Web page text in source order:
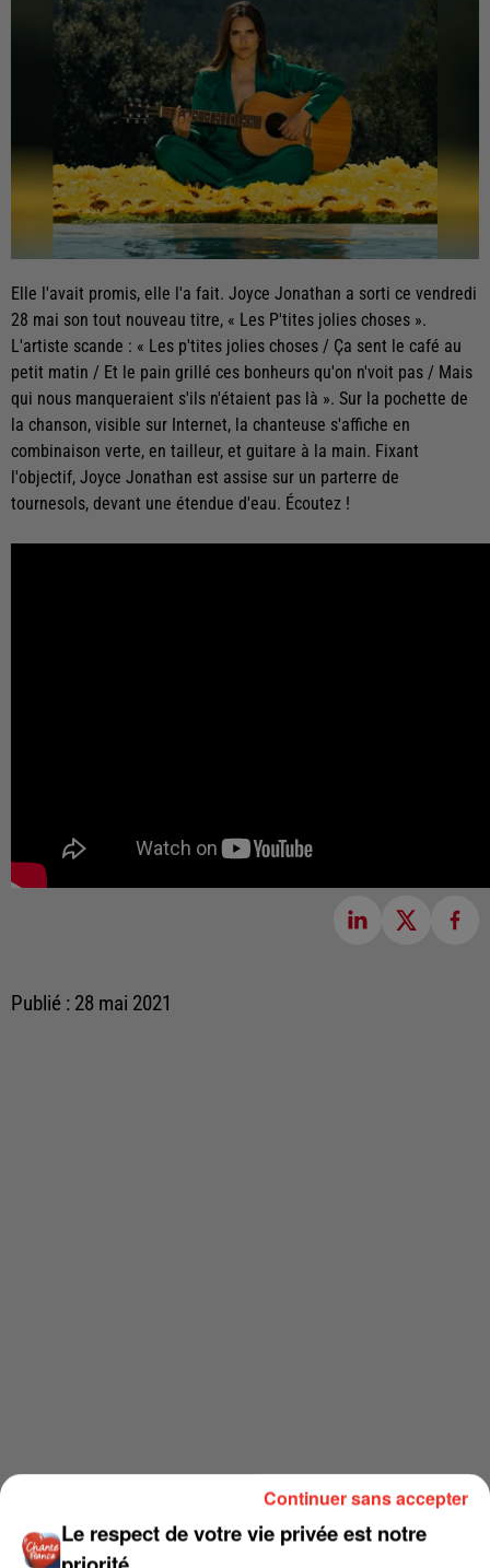
Elle l'avait promis, elle l'a fait. Joyce Jonathan a sorti ce vendredi
28 mai son tout nouveau titre, « Les P'tites jolies choses ».
L'artiste scande : « Les p'tites jolies choses / Ça sent le café au
petit matin / Et le pain grillé ces bonheurs qu'on n'voit pas / Mais
qui nous manqueraient s'ils n'étaient pas là ». Sur la pochette de
la chanson, visible sur Internet, la chanteuse s'affiche en
combinaison verte, en tailleur, et guitare à la main. Fixant
l'objectif, Joyce Jonathan est assise sur un parterre de
tournesols, devant une étendue d'eau. Écoutez !
Publié : 28 mai 2021
Le respect de votre vie privée est notre
Continuer sans accepter